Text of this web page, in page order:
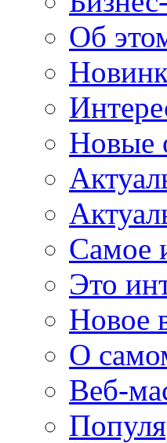
Об
Новые
Самое
Это
Новое
О
Веб-